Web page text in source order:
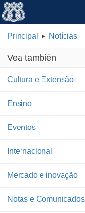
Principal Notícias
Vea también
Cultura e Extensão
Ensino
Eventos
Internacional
Mercado e inovação
Notas e Comunicados